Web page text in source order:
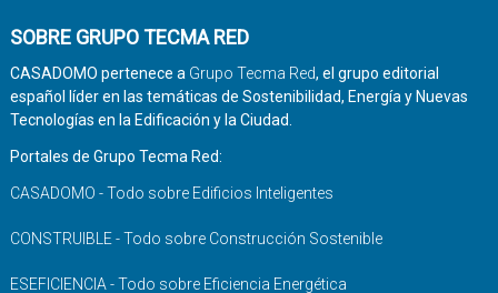
SOBRE GRUPO TECMA RED
CASADOMO pertenece a Grupo Tecma Red, el grupo editorial
español líder en las temáticas de Sostenibilidad, Energía y Nuevas
Tecnologías en la Edificación y la Ciudad.
Portales de Grupo Tecma Red:
CASADOMO - Todo sobre Edificios Inteligentes
CONSTRUIBLE - Todo sobre Construcción Sostenible
ESEFICIENCIA - Todo sobre Eficiencia Energética